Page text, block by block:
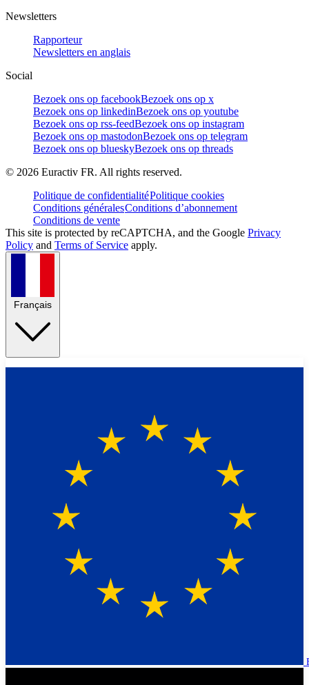
Newsletters
Rapporteur
Newsletters en anglais
Social
Bezoek ons op facebookBezoek ons op x
Bezoek ons op linkedinBezoek ons op youtube
Bezoek ons op rss-feedBezoek ons op instagram
Bezoek ons op mastodonBezoek ons op telegram
Bezoek ons op blueskyBezoek ons op threads
© 2026 Euractiv FR. All rights reserved.
Politique de confidentialitéPolitique cookies
Conditions généralesConditions d’abonnement
Conditions de vente
This site is protected by reCAPTCHA, and the Google Privacy
Policy and Terms of Service apply.
Français